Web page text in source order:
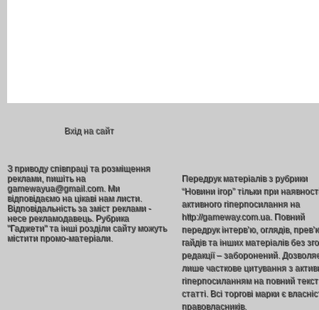
Вхід на сайт
З приводу співпраці та розміщення
реклами, пишіть на
gamewayua@gmail.com. Ми
відповідаємо на цікаві нам листи.
Відповідальність за зміст реклами -
несе рекламодавець. Рубрика
"Гаджети" та інші розділи сайту можуть
містити промо-матеріали.
Передрук матеріалів з рубрики
“Новини ігор” тільки при
активного гіперпосилання на
http://gameway.com.ua. Повний
передрук інтерв’ю, оглядів,
гайдів та інших матеріалів без
редакції – заборонений.
лише часткове цитування з
гіперпосиланням на повний текст
статті. Всі торгові марки є
правовласників.